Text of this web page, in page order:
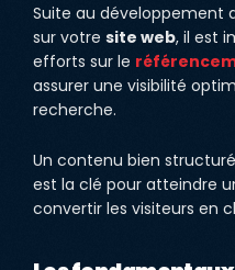
Suite au développement
sur votre site web, il est
efforts sur le
assurer une visibilité
recherche.
Un contenu bien
est la clé pour atteindre
convertir les visiteurs en